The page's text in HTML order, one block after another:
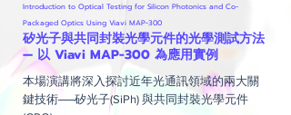
Introduction to Optical Testing for Silicon Photonics and Co-
Packaged Optics Using Viavi MAP-300
矽光子與共同封裝光學元件的光學測試方法
— 以 Viavi MAP-300 為應用實例
本場演講將深入探討近年光通訊領域的兩大關
鍵技術──矽光子(SiPh) 與共同封裝光學元件